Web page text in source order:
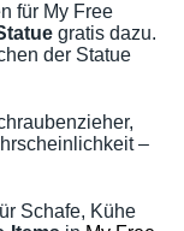
für My Free
gratis dazu.
der Statue
–
Schafe, Kühe